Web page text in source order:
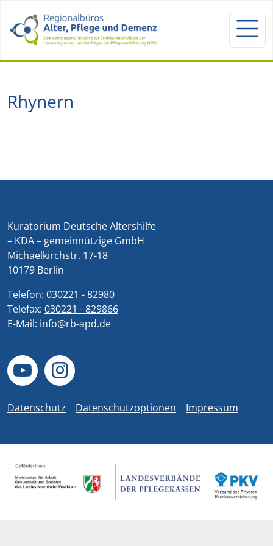
Rhynern
Kuratorium Deutsche Altershilfe
– KDA – gemeinnützige GmbH
Michaelkirchstr. 17-18
10179 Berlin
Telefon: 030221 - 82980
Telefax: 030221 - 829866
E-Mail: info@rb-apd.de
Datenschutz Datenschutzoptionen Impressum